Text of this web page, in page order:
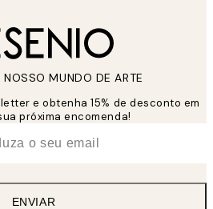
MUNDO DE ARTE
e obtenha 15% de desconto em
próxima encomenda!
ENVIAR